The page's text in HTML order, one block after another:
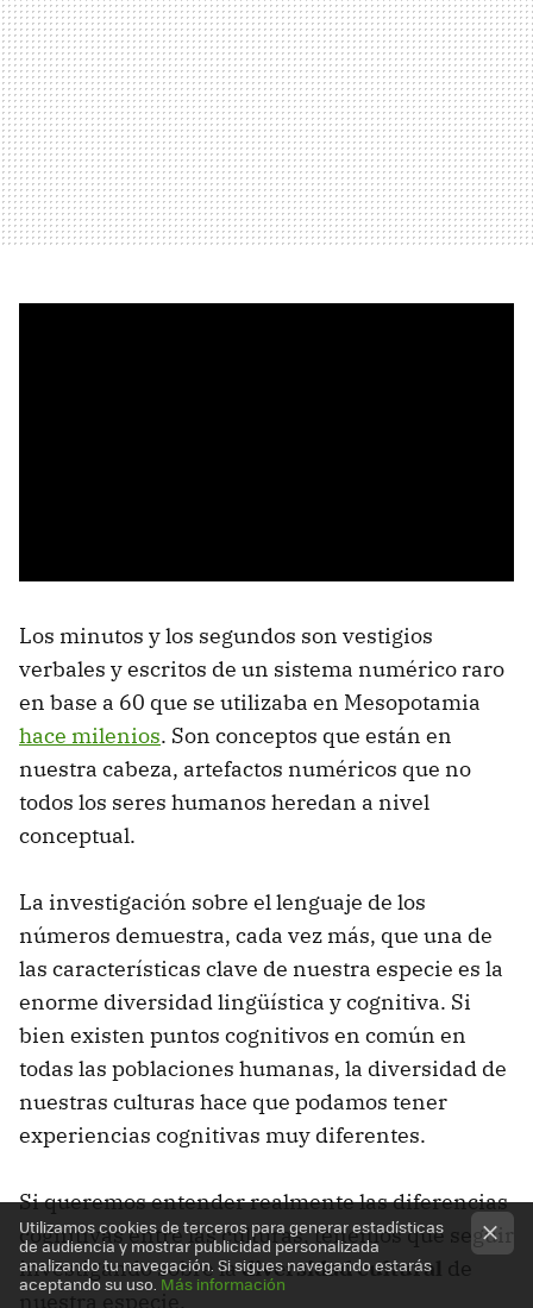
Los minutos y los segundos son vestigios
verbales y escritos de un sistema numérico raro
en base a 60 que se utilizaba en Mesopotamia
hace milenios. Son conceptos que están en
nuestra cabeza, artefactos numéricos que no
todos los seres humanos heredan a nivel
conceptual.
La investigación sobre el lenguaje de los
números demuestra, cada vez más, que una de
las características clave de nuestra especie es la
enorme diversidad lingüística y cognitiva. Si
bien existen puntos cognitivos en común en
todas las poblaciones humanas, la diversidad de
nuestras culturas hace que podamos tener
experiencias cognitivas muy diferentes.
Si queremos entender realmente las diferencias
cognitivas entre las culturas, tenemos que seguir
investigando sobre ladiversidad cultural de
nuestra especie.
Utilizamos cookies de terceros para generar estadísticas
de audiencia y mostrar publicidad personalizada
analizando tu navegación. Si sigues navegando estarás
aceptando su uso. Más información